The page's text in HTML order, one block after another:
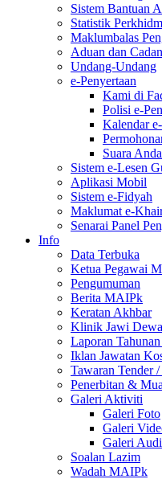
Sistem Bantuan
Statistik
Maklumbalas
Aduan dan
Undang-Undang
e-Penyertaan
Kami di
Polisi e-
Kalendar
Suara Anda
Sistem e-Lesen
Aplikasi Mobil
Sistem e-Fidyah
Maklumat e-
Senarai Panel
Info
Data Terbuka
Ketua Pegawai
Pengumuman
Berita MAIPk
Keratan Akhbar
Klinik Jawi
Laporan
Iklan Jawatan
Tawaran Tender /
Penerbitan &
Galeri Aktiviti
Galeri Foto
Galeri
Galeri
Soalan Lazim
Wadah MAIPk